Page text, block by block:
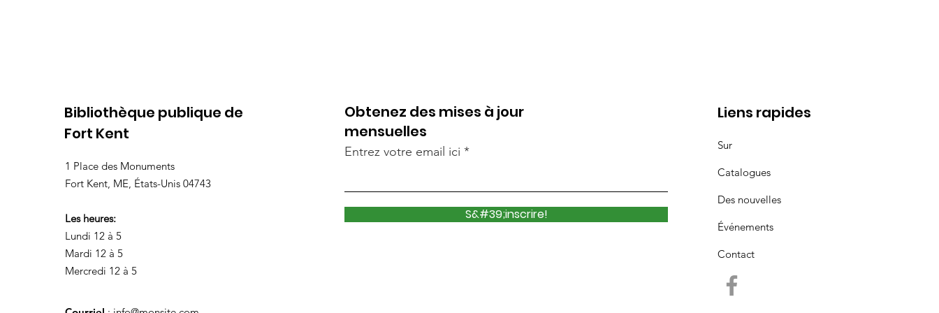
Bibliothèque publique de
Fort Kent
1 Place des Monuments
Fort Kent, ME, États-Unis 04743
Les heures:
Lundi 12 à 5
Mardi 12 à 5
Mercredi 12 à 5
Obtenez des mises à jour
mensuelles
Entrez votre email ici
S&#39;inscrire!
Liens rapides
Sur
Catalogues
Des nouvelles
Événements
Contact